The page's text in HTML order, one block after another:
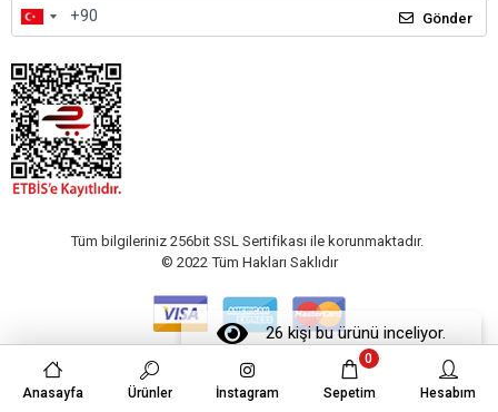
26 kişi bu ürünü inceliyor.
Gönder
Tüm bilgileriniz 256bit SSL Sertifikası ile korunmaktadır.
© 2022 Tüm Hakları Saklıdır
Anasayfa Ürünler İnstagram Sepetim
0
Hesabım